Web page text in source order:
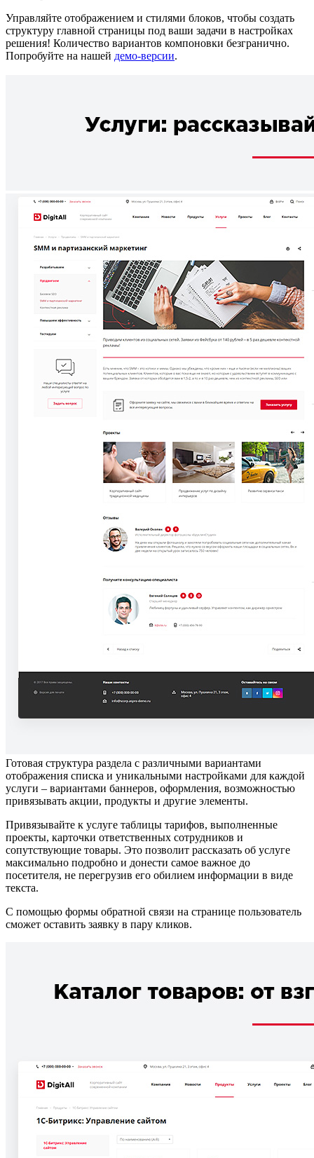
Управляйте отображением и стилями блоков, чтобы создать
структуру главной страницы под ваши задачи в настройках
решения! Количество вариантов компоновки безгранично.
Попробуйте на нашей демо-версии.
Готовая структура раздела с различными вариантами
отображения списка и уникальными настройками для каждой
услуги – вариантами баннеров, оформления, возможностью
привязывать акции, продукты и другие элементы.
Привязывайте к услуге таблицы тарифов, выполненные
проекты, карточки ответственных сотрудников и
сопутствующие товары. Это позволит рассказать об услуге
максимально подробно и донести самое важное до
посетителя, не перегрузив его обилием информации в виде
текста.
С помощью формы обратной связи на странице пользователь
сможет оставить заявку в пару кликов.